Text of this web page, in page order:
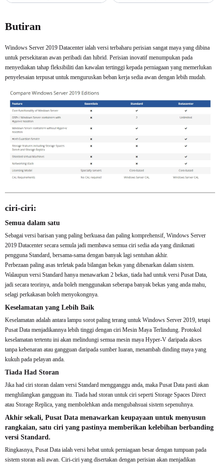
Butiran
Windows Server 2019 Datacenter ialah versi terbaharu perisian sangat maya yang dibina
untuk persekitaran awan peribadi dan hibrid. Perisian inovatif menumpukan pada
menyediakan tahap fleksibiliti dan kawalan tertinggi kepada perniagaan yang memerlukan
penyelesaian terpusat untuk menguruskan beban kerja sedia awan dengan lebih mudah.
ciri-ciri:
Semua dalam satu
Sebagai versi barisan yang paling berkuasa dan paling komprehensif, Windows Server
2019 Datacenter secara semula jadi membawa semua ciri sedia ada yang dinikmati
pengguna Standard, bersama-sama dengan banyak lagi sentuhan akhir.
Perbezaan paling asas terletak pada bilangan bekas yang dibenarkan dalam sistem.
Walaupun versi Standard hanya menawarkan 2 bekas, tiada had untuk versi Pusat Data,
jadi secara teorinya, anda boleh menggunakan seberapa banyak bekas yang anda mahu,
selagi perkakasan boleh menyokongnya.
Keselamatan yang Lebih Baik
Keselamatan adalah antara lampu sorot paling terang untuk Windows Server 2019, tetapi
Pusat Data menjadikannya lebih tinggi dengan ciri Mesin Maya Terlindung. Protokol
keselamatan tertentu ini akan melindungi semua mesin maya Hyper-V daripada akses
tanpa kebenaran atau gangguan daripada sumber luaran, menambah dinding maya yang
kukuh pada pelayan anda.
Tiada Had Storan
Jika had ciri storan dalam versi Standard mengganggu anda, maka Pusat Data pasti akan
menghilangkan gangguan itu. Tiada had storan untuk ciri seperti Storage Spaces Direct
atau Storage Replica, yang membolehkan anda mengubahsuai sistem sepenuhnya.
Akhir sekali, Pusat Data menawarkan keupayaan untuk menyusun
rangkaian, satu ciri yang pastinya memberikan kelebihan berbanding
versi Standard.
Ringkasnya, Pusat Data ialah versi hebat untuk perniagaan besar dengan tumpuan pada
sistem storan asli awan. Ciri-ciri yang disertakan dengan perisian akan menjadikan